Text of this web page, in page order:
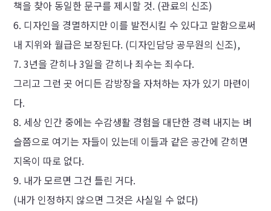
책을 찾아 동일한 문구를 제시할 것. (관료의 신조)
디자인을 경멸하지만 이를 발전시킬 수 있다고 말함으로써
내 지위와 월급은 보장된다. (디자인담당 공무원의 신조),
3년을 갇히나 3일을 갇히나 죄수는 죄수다.
그리고 그런 곳 어디든 감방장을 자처하는 자가 있기 마련이
다.
세상 인간 중에는 수감생활 경험을 대단한 경력 내지는 벼
슬쯤으로 여기는 자들이 있는데 이들과 같은 공간에 갇히면
지옥이 따로 없다.
내가 모르면 그건 틀린 거다.
(내가 인정하지 않으면 그것은 사실일 수 없다)